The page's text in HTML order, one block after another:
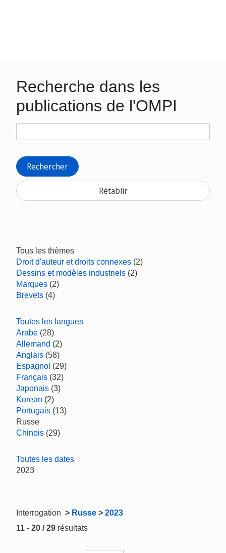
Recherche dans les
publications de l'OMPI
Rechercher
Rétablir
Tous les thèmes
Droit d'auteur et droits connexes (2)
Dessins et modèles industriels (2)
Marques (2)
Brevets (4)
Toutes les langues
Arabe (28)
Allemand (2)
Anglais (58)
Espagnol (29)
Français (32)
Japonais (3)
Korean (2)
Portugais (13)
Russe
Chinois (29)
Toutes les dates
2023
Interrogation > Russe > 2023
11 - 20 / 29 résultats